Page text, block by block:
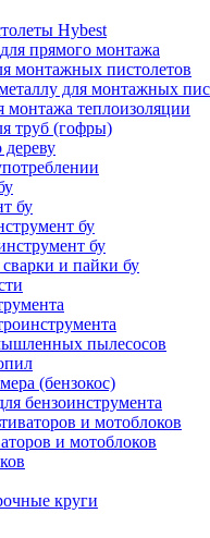
Hybest
прямого монтажа
монтажных пистолетов
для монтажных
монтажа теплоизоляции
труб (гофры)
бу
бу
бу
и пайки бу
пылесосов
(бензокос)
бензоинструмента
и мотоблоков
и мотоблоков
круги